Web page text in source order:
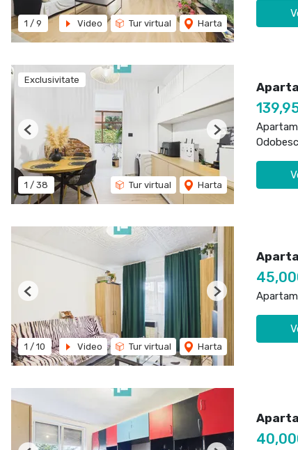
1 / 9 Video Tur virtual Harta
Exclusivitate
1 / 38 Tur virtual Harta
Previous Next
1 / 10 Video Tur virtual Harta
Previous Next